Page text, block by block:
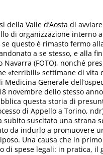
della Valle d’Aosta di
di organizzazione interno
questo è rimasto fermo
a se stesso, e alla
(FOTO), nonché
«terribili» settimane di vita
Medicina Generale
novembre dello stesso
questa storia di
di Appello a Torino,
subito suscitato una
da indurlo a promuovere
Una causa che in
di spese legali: in pratica,